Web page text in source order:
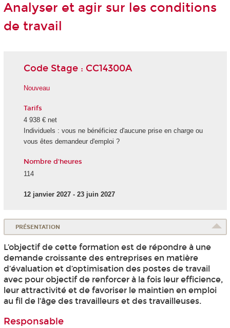
Analyser et agir sur les conditions
de travail
Code Stage : CC14300A
Nouveau
Tarifs
4 938 € net
Individuels : vous ne bénéficiez d'aucune prise en charge ou
vous êtes demandeur d'emploi ?
Nombre d'heures
114
12 janvier 2027 - 23 juin 2027
PRÉSENTATION
L’objectif de cette formation est de répondre à une
demande croissante des entreprises en matière
d’évaluation et d’optimisation des postes de travail
avec pour objectif de renforcer à la fois leur efficience,
leur attractivité et de favoriser le maintien en emploi
au fil de l’âge des travailleurs et des travailleuses.
Responsable